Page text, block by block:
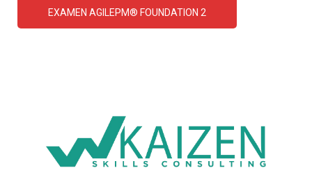
EXAMEN AGILEPM® FOUNDATION 2